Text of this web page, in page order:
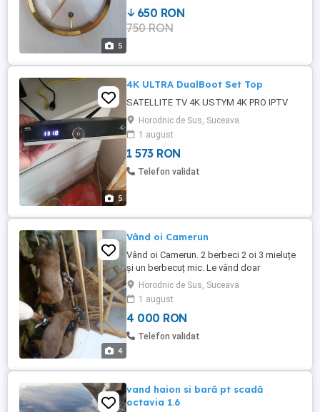
5
650 RON
750 RON
5
4K ULTRA DualBoot Set Top
SATELLITE TV 4K USTYM 4K PRO IPTV
Horodnic de Sus, Suceava
1 august
1 573 RON
Telefon validat
4
Vând oi Camerun
Vând oi Camerun. 2 berbeci 2 oi 3 mieluțe
și un berbecuț mic. Le vând doar
împreună.
Horodnic de Sus, Suceava
1 august
4 000 RON
Telefon validat
vand haion si bară pt scadă
octavia 1.6